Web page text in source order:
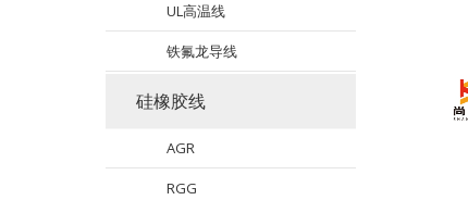
UL高温线
铁氟龙导线
硅橡胶线
AGR
RGG